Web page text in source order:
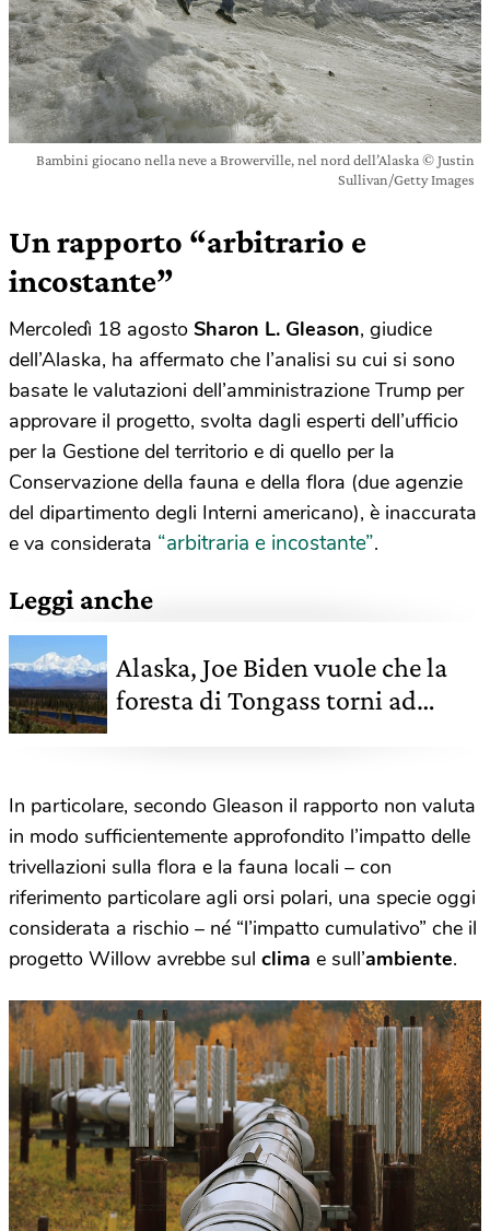
Bambini giocano nella neve a Browerville, nel nord dell’Alaska © Justin
Sullivan/Getty Images
Un rapporto “arbitrario e
incostante”
Mercoledì 18 agosto Sharon L. Gleason, giudice
dell’Alaska, ha affermato che l’analisi su cui si sono
basate le valutazioni dell’amministrazione Trump per
approvare il progetto, svolta dagli esperti dell’ufficio
per la Gestione del territorio e di quello per la
Conservazione della fauna e della flora (due agenzie
del dipartimento degli Interni americano), è inaccurata
e va considerata “arbitraria e incostante”.
Leggi anche
Alaska, Joe Biden vuole che la
foresta di Tongass torni ad
In particolare, secondo Gleason il rapporto non valuta
in modo sufficientemente approfondito l’impatto delle
trivellazioni sulla flora e la fauna locali – con
riferimento particolare agli orsi polari, una specie oggi
considerata a rischio – né “l’impatto cumulativo” che il
progetto Willow avrebbe sul clima e sull’ambiente.